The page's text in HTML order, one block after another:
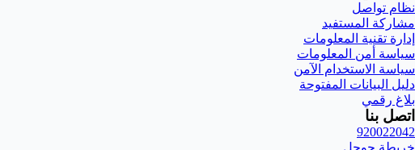
نظام تواصل
مشاركة المستفيد
إدارة تقنية المعلومات
سياسة أمن المعلومات
سياسة الاستخدام الآمن
دليل البيانات المفتوحة
بلاغ رقمي
اتصل بنا
920022042
خريطة جوجل